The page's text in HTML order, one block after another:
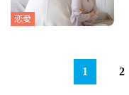
恋愛
1 2